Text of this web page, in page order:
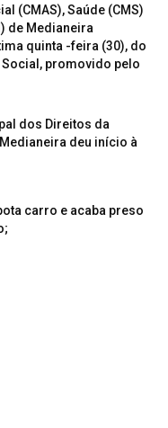
(CMAS), Saúde (CMS)
de Medianeira
quinta -feira (30), do
promovido pelo
dos Direitos da
deu início à
carro e acaba preso